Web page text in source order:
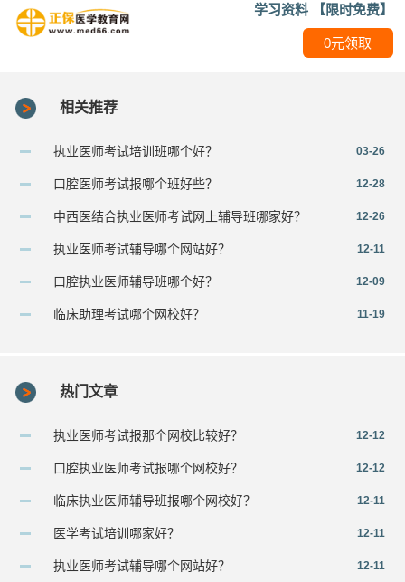
学习资料 【限时免费】
0元领取
相关推荐
执业医师考试培训班哪个好？ 03-26
口腔医师考试报哪个班好些？ 12-28
中西医结合执业医师考试网上辅导班哪家好？ 12-26
执业医师考试辅导哪个网站好？ 12-11
口腔执业医师辅导班哪个好？ 12-09
临床助理考试哪个网校好？ 11-19
热门文章
执业医师考试报那个网校比较好？ 12-12
口腔执业医师考试报哪个网校好？ 12-12
临床执业医师辅导班报哪个网校好？ 12-11
医学考试培训哪家好？ 12-11
执业医师考试辅导哪个网站好？ 12-11